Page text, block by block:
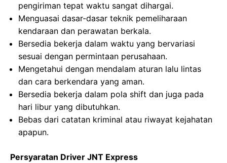
pengiriman tepat waktu sangat dihargai.
Menguasai dasar-dasar teknik pemeliharaan
kendaraan dan perawatan berkala.
Bersedia bekerja dalam waktu yang bervariasi
sesuai dengan permintaan perusahaan.
Mengetahui dengan mendalam aturan lalu lintas
dan cara berkendara yang aman.
Bersedia bekerja dalam pola shift dan juga pada
hari libur yang dibutuhkan.
Bebas dari catatan kriminal atau riwayat kejahatan
apapun.
Persyaratan Driver JNT Express